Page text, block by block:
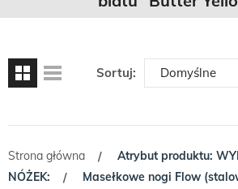
Sortuj:
Strona główna /
Atrybut produktu:
NÓŻEK:
/
Masełkowe nogi Flow